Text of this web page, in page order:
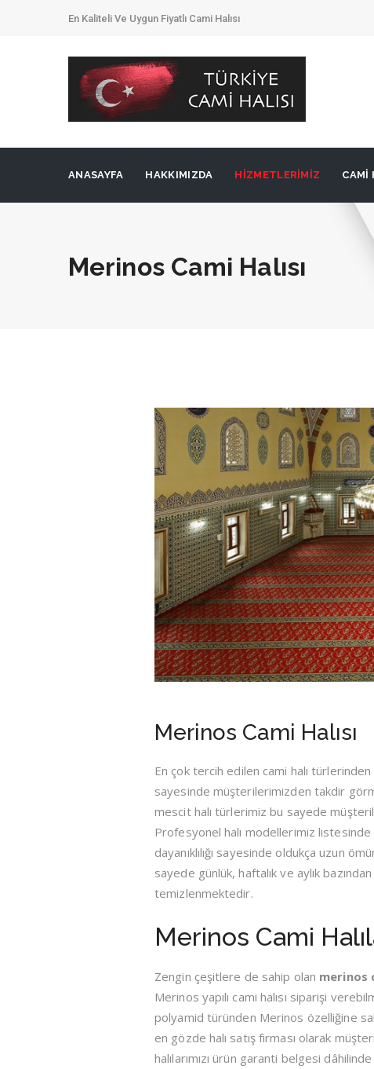
En Kaliteli Ve Uygun Fiyatlı Cami Halısı
ANASAYFA HAKKIMIZDA HIZMETLERIMIZ CAMI
Merinos Cami Halısı
Merinos Cami Halısı
En çok tercih edilen cami halı türlerinden
sayesinde müşterilerimizden takdir
mescit halı türlerimiz bu sayede
Profesyonel halı modellerimiz
dayanıklılığı sayesinde oldukça uzun
sayede günlük, haftalık ve aylık
temizlenmektedir.
Merinos Cami
Zengin çeşitlere de sahip olan merinos
Merinos yapılı cami halısı siparişi
polyamid türünden Merinos özelliğine
en gözde halı satış firması olarak
halılarımızı ürün garanti belgesi